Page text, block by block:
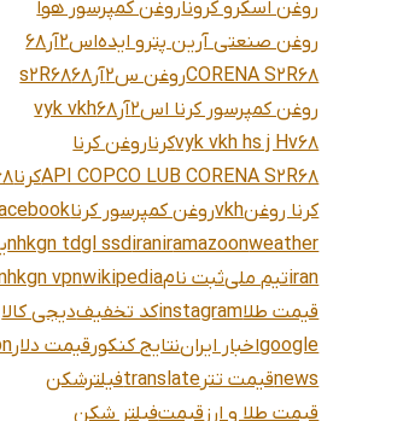
روغن اسکرو کروناروغن کمپرسور هوا
روغن صنعتی آرین پترو ایدهاس2آر68
CORENA S2R68روغن س2آر68
s2R68
روغن کمپرسور کرنا اس2آر68
vyk vkh
vyk vkh hs j Hv68کرناروغن کرنا
API COPCO LUB CORENA S2R68کرناs2r68
کرنا روغنvkhروغن کمپرسور کرنا
weather
amazoon
iranir
nhkgn tdgl ssd
iranتیم ملیثبت نامwikipedia
vpn
قیمت طلاinstagramکد تخفیفدیجی کالا
googleاخبار ایراننتایج کنکورقیمت دلار
newsقیمت تترtranslateفیلترشکن
قیمت طلا و ارزقیمتفیلتر شکن